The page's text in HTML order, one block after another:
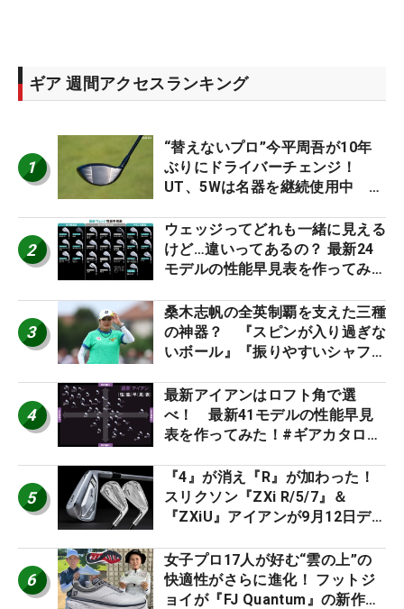
ギア 週間アクセスランキング
1
“替えないプロ”今平周吾が10年
ぶりにドライバーチェンジ！
UT、5Wは名器を継続使用中 #
2
ウェッジってどれも一緒に見える
けど…違いってあるの？ 最新24
モデルの性能早見表を作ってみ
3
桑木志帆の全英制覇を支えた三種
の神器？ 『スピンが入り過ぎな
いボール』『振りやすいシャフ
ー』 #女子プロセッティング
4
最新アイアンはロフト角で選
べ！ 最新41モデルの性能早見
表を作ってみた！#ギアカタログ
5
『4』が消え『R』が加わった！
スリクソン『ZXi R/5/7』＆
『ZXiU』アイアンが9月12日デ
6
女子プロ17人が好む“雲の上”の
快適性がさらに進化！ フットジ
ョイが『FJ Quantum』の新作を